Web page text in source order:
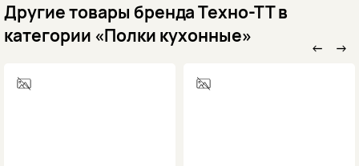
Другие товары бренда Техно-ТТ в
категории «Полки кухонные»
← →